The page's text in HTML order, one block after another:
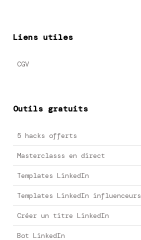
Liens utiles
CGV
Outils gratuits
5 hacks offerts
Masterclasss en direct
Templates LinkedIn
Templates LinkedIn influenceurs
Créer un titre LinkedIn
Bot LinkedIn